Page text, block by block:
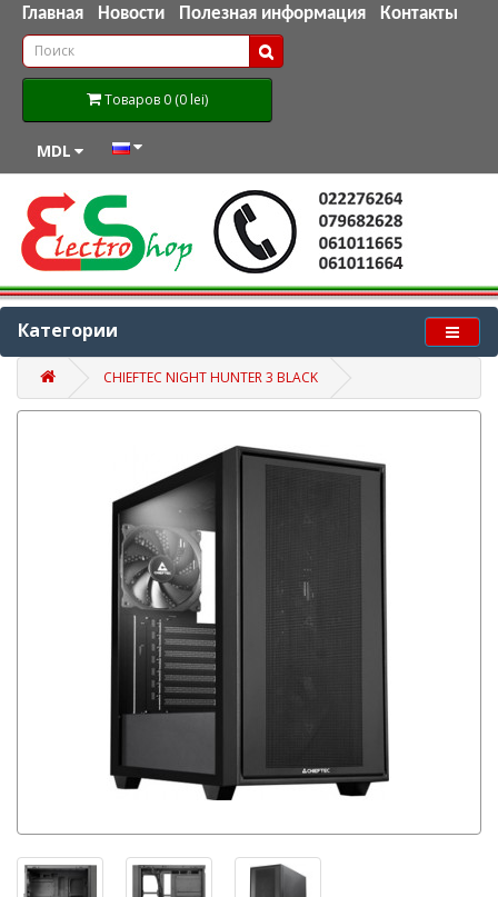
Главная Новости Полезная информация Контакты
Товаров 0 (0 lei)
MDL
Категории
CHIEFTEC NIGHT HUNTER 3 BLACK